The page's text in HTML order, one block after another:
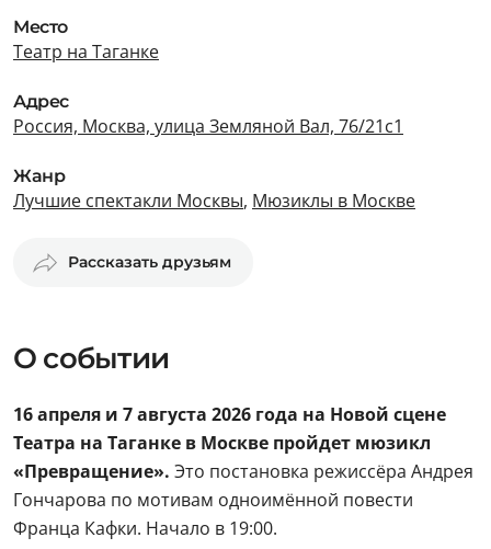
Место
Театр на Таганке
Адрес
Россия, Москва, улица Земляной Вал, 76/21с1
Жанр
Лучшие спектакли Москвы, Мюзиклы в Москве
Рассказать друзьям
О событии
16 апреля и 7 августа 2026 года на Новой сцене
Театра на Таганке в Москве пройдет мюзикл
«Превращение». Это постановка режиссёра Андрея
Гончарова по мотивам одноимённой повести
Франца Кафки. Начало в 19:00.